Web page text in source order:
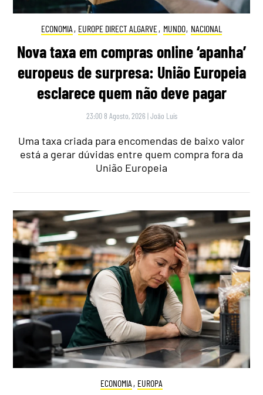
ECONOMIA , EUROPE DIRECT ALGARVE, MUNDO, NACIONAL
Nova taxa em compras online ‘apanha’
europeus de surpresa: União Europeia
esclarece quem não deve pagar
23:00 8 Agosto, 2026 |João Luís
Uma taxa criada para encomendas de baixo valor
está a gerar dúvidas entre quem compra fora da
União Europeia
ECONOMIA , EUROPA